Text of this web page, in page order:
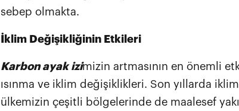
sebep olmakta.
İklim Değişikliğinin Etkileri
Karbon ayak izimizin artmasının en önemli
ısınma ve iklim değişiklikleri. Son yıllarda
ülkemizin çeşitli bölgelerinde de maalesef